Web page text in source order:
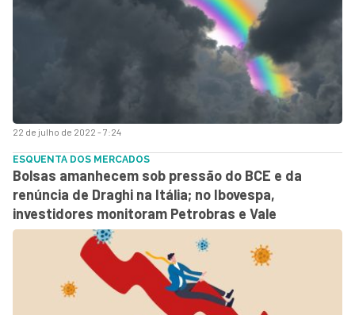
22 de julho de 2022 - 7:24
ESQUENTA DOS MERCADOS
Bolsas amanhecem sob pressão do BCE e da
renúncia de Draghi na Itália; no Ibovespa,
investidores monitoram Petrobras e Vale